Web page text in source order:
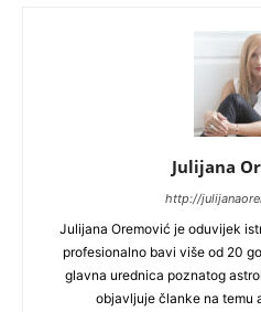
Julijana
http://
Julijana Oremović je oduvijek
profesionalno bavi više od 20
glavna urednica poznatog
objavljuje članke na temu